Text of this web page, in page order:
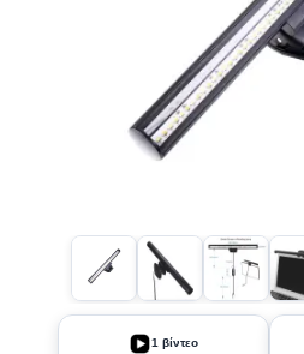
1 βίντεο